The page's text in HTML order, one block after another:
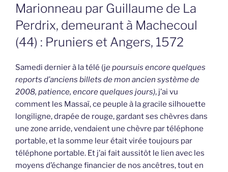
Marionneau par Guillaume de La
Perdrix, demeurant à Machecoul
(44) : Pruniers et Angers, 1572
Samedi dernier à la télé (je poursuis encore quelques
reports d’anciens billets de mon ancien système de
2008, patience, encore quelques jours), j’ai vu
comment les Massaï, ce peuple à la gracile silhouette
longiligne, drapée de rouge, gardant ses chèvres dans
une zone arride, vendaient une chèvre par téléphone
portable, et la somme leur était virée toujours par
téléphone portable. Et j’ai fait aussitôt le lien avec les
moyens d’échange financier de nos ancêtres, tout en